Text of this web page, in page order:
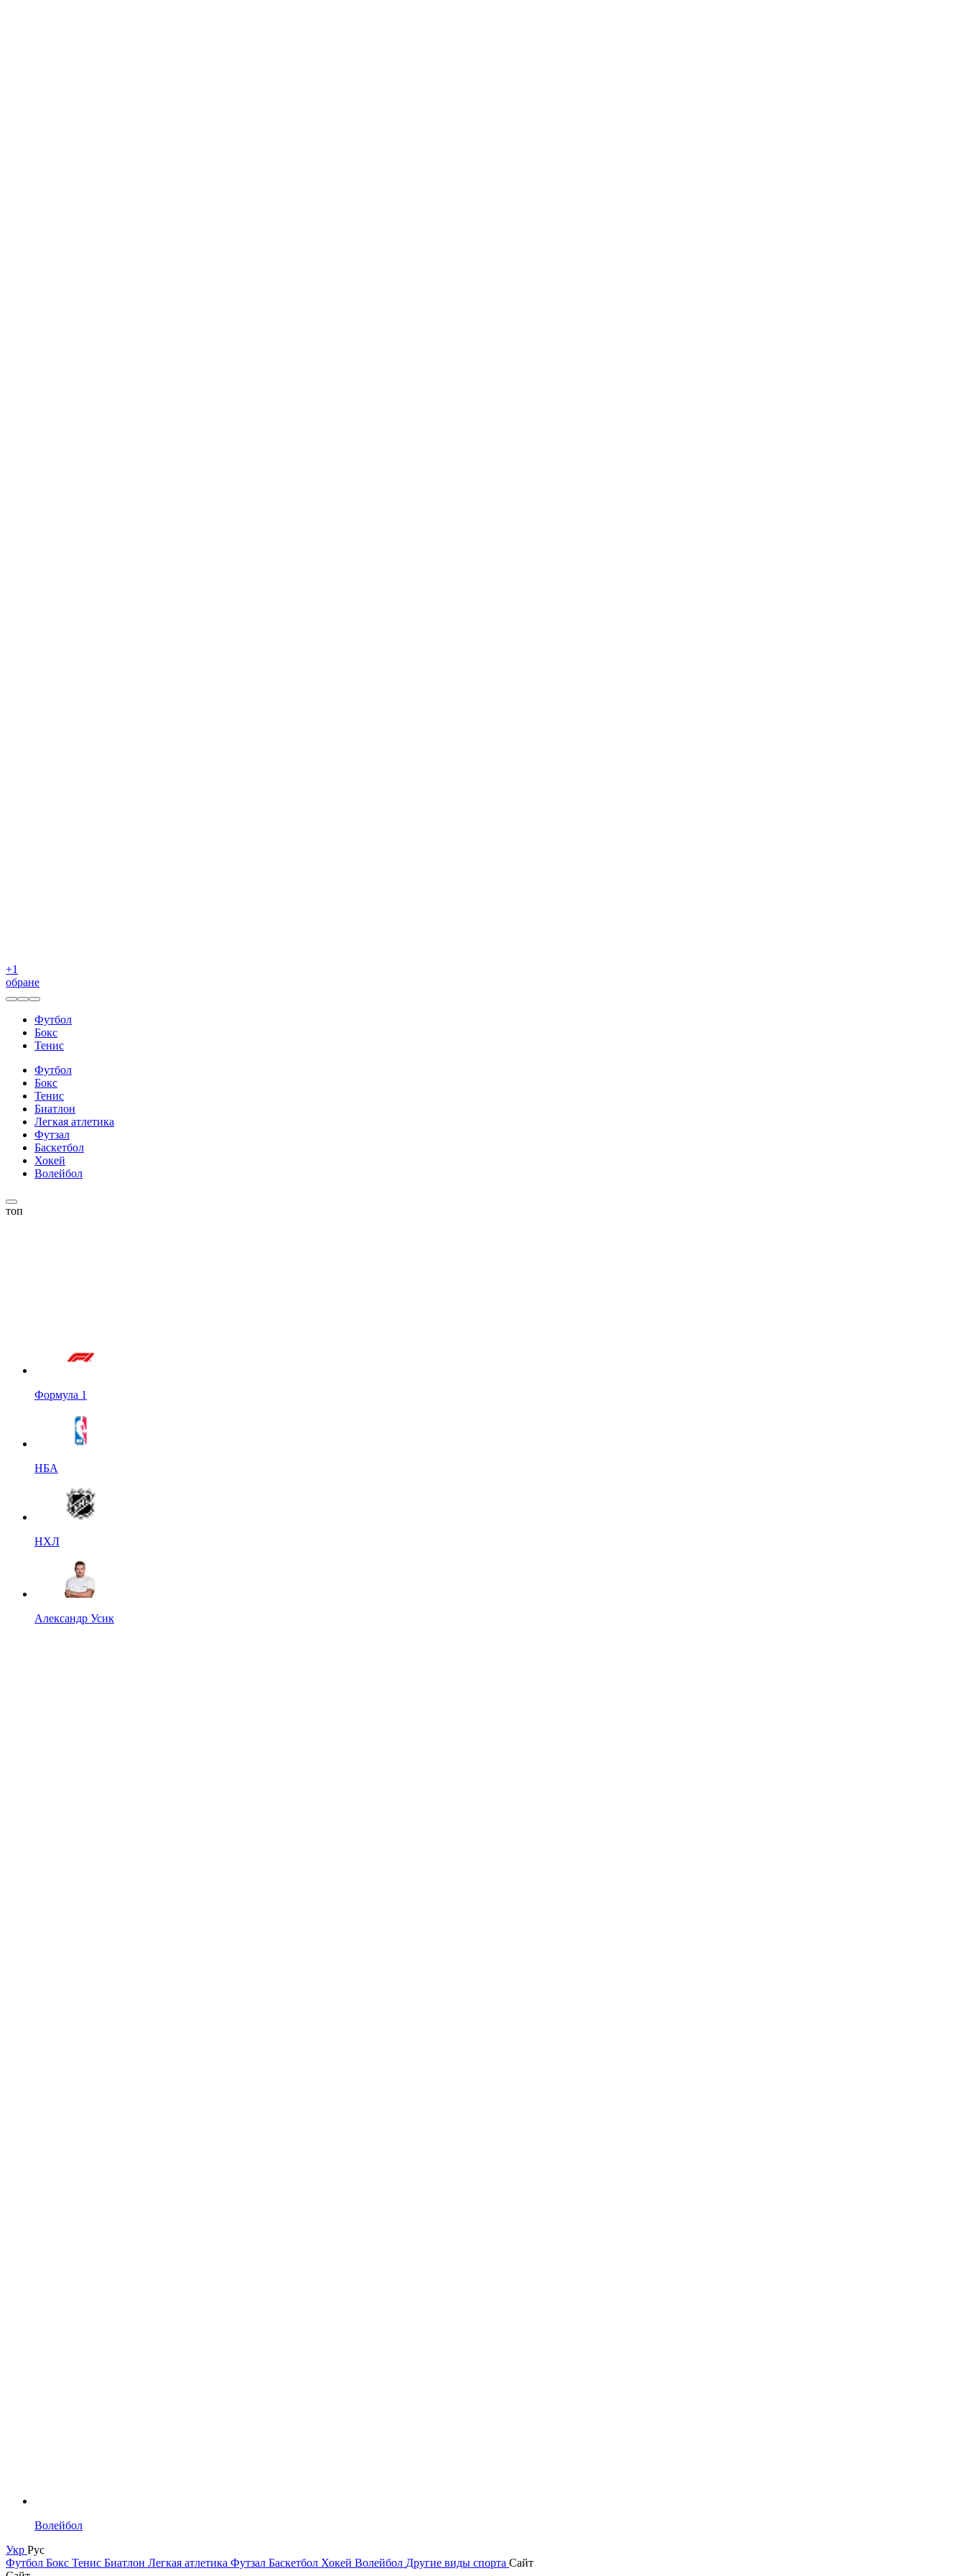
+1
обране
Футбол
Бокс
Тенис
Футбол
Бокс
Тенис
Биатлон
Легкая атлетика
Футзал
Баскетбол
Хокей
Волейбол
топ
Формула 1
НБА
НХЛ
Александр Усик
Волейбол
Укр Рус
Футбол Бокс Тенис Биатлон Легкая атлетика Футзал Баскетбол Хокей Волейбол Другие виды спорта Сайт